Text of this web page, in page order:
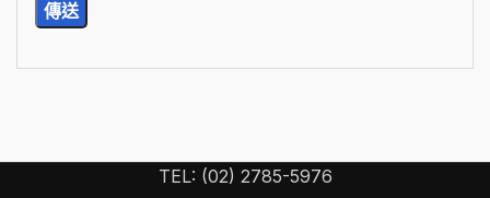
TEL: (02) 2785-5976